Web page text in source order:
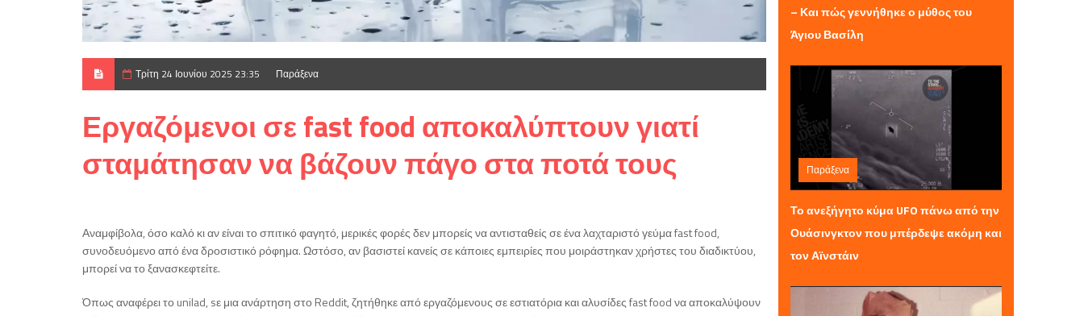
Τρίτη 24 Ιουνίου 2025 23:35 Παράξενα
Εργαζόμενοι σε fast food αποκαλύπτουν γιατί
σταμάτησαν να βάζουν πάγο στα ποτά τους
Αναμφίβολα, όσο καλό κι αν είναι το σπιτικό φαγητό, μερικές φορές δεν μπορείς να αντισταθείς σε ένα λαχταριστό γεύμα fast food,
συνοδευόμενο από ένα δροσιστικό ρόφημα. Ωστόσο, αν βασιστεί κανείς σε κάποιες εμπειρίες που μοιράστηκαν χρήστες του διαδικτύου,
μπορεί να το ξανασκεφτείτε.
Όπως αναφέρει το unilad, sε μια ανάρτηση στο Reddit, ζητήθηκε από εργαζόμενους σε εστιατόρια και αλυσίδες fast food να αποκαλύψουν
– Και πώς γεννήθηκε ο μύθος του
Άγιου Βασίλη
Παράξενα
Κυριακή 28 Δεκεμβρίου 2025 23:35
Το ανεξήγητο κύμα UFO πάνω από την
Ουάσινγκτον που μπέρδεψε ακόμη και
τον Αϊνστάιν